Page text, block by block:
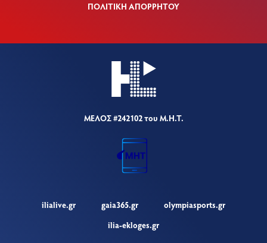
ΠΟΛΙΤΙΚΗ ΑΠΟΡΡΗΤΟΥ
ΜΕΛΟΣ #242102 του Μ.Η.Τ.
ilialive.gr gaia365.gr
olympiasports.gr
ilia-ekloges.gr